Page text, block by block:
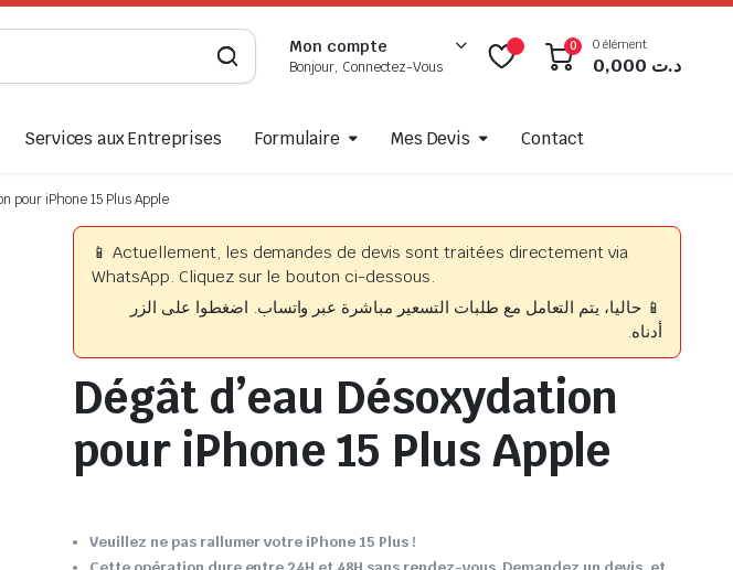
Mon compte
Bonjour, Connectez-Vous
0 0 élément
د.ت
Services aux Entreprises Formulaire Mes Devis Contact
pour iPhone 15 Plus Apple
📱 Actuellement, les demandes de devis sont traitées directement via
WhatsApp. Cliquez sur le bouton ci-dessous.
📱 حاليا، يتم التعامل مع طلبات التسعير مباشرة عبر واتساب. اضغطوا على الزر
أدناه.
Dégât d’eau Désoxydation
pour iPhone 15 Plus Apple
Veuillez ne pas rallumer votre iPhone 15 Plus !